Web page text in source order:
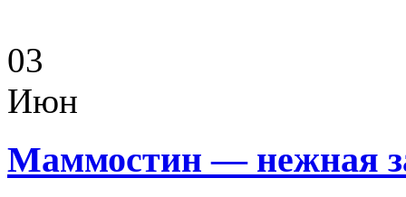
03
Июн
Маммостин — нежная